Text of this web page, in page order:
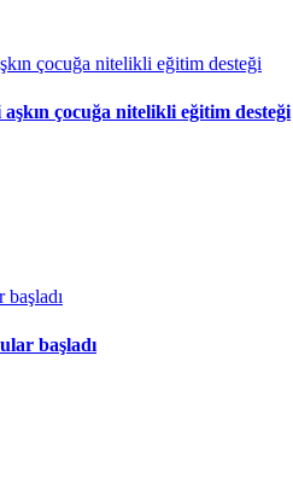
çocuğa nitelikli eğitim desteği
başladı